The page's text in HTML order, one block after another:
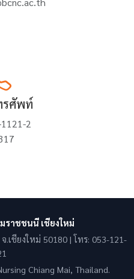
รศัพท์
2
าชชนนี เชียงใหม่
ชียงใหม่ 50180 | โทร: 053-121-
Chiang Mai, Thailand.